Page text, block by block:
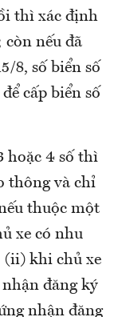
thì xác định
còn nếu đã
8, số biển số
cấp biển số
hoặc 4 số thì
thông và chỉ
thuộc một
xe có nhu
(ii) khi chủ xe
đăng ký
nhận đăng